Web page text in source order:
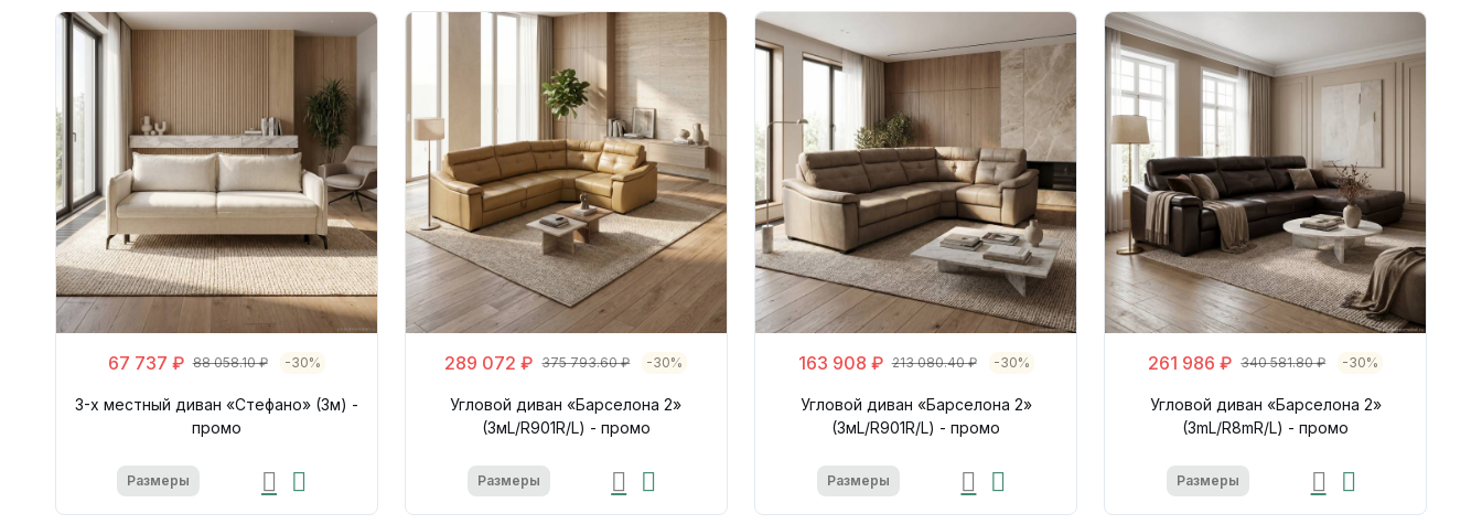
67 737 ₽ 88 058.10 ₽ -30%
3-х местный диван «Стефано» (3м) -
промо
Размеры
289 072 ₽ 375 793.60 ₽ -30%
Угловой диван «Барселона 2»
(3мL/R901R/L) - промо
Размеры
163 908 ₽ 213 080.40 ₽ -30%
Угловой диван «Барселона 2»
(3мL/R901R/L) - промо
Размеры
261 986 ₽ 340 581.80 ₽ -30%
Угловой диван «Барселона 2»
(3mL/R8mR/L) - промо
Размеры